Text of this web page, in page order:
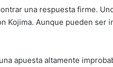
una respuesta firme.
Kojima. Aunque pueden ser
apuesta altamente